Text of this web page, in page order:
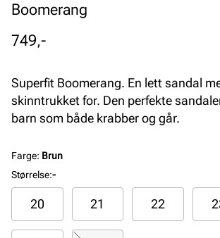
Boomerang
Pris
749,-
Superfit Boomerang. En lett sandal
skinntrukket for. Den perfekte
barn som både krabber og går.
Farge: Brun
Størrelse:-
20 21 22